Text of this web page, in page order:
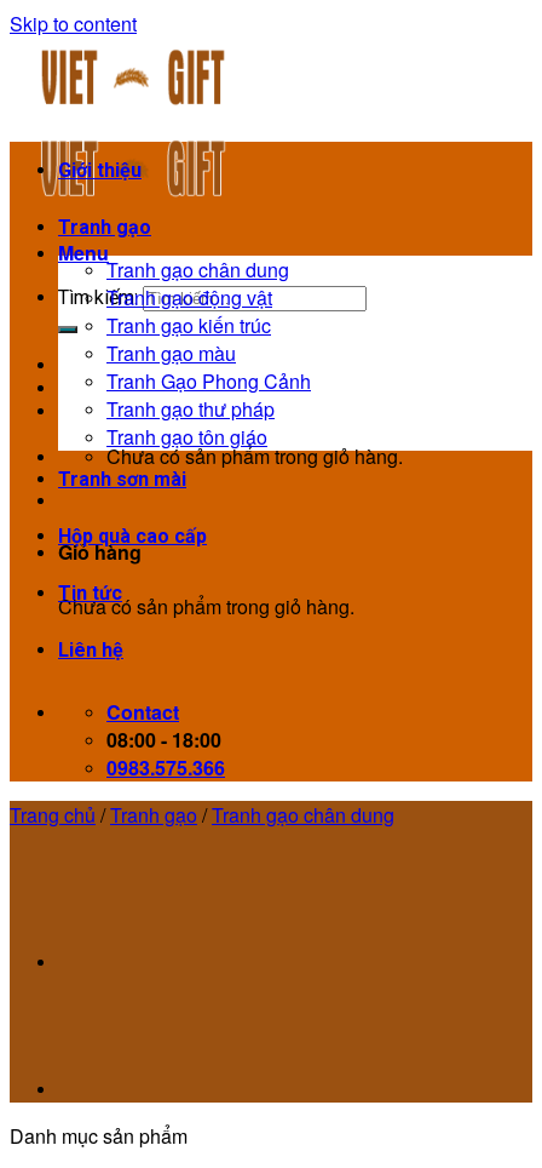
Skip to content
Menu
Tìm kiếm:
Chưa có sản phẩm trong giỏ hàng.
Giỏ hàng
Chưa có sản phẩm trong giỏ hàng.
Giới thiệu
Tranh gạo
Tranh gạo chân dung
Tranh gạo động vật
Tranh gạo kiến trúc
Tranh gạo màu
Tranh Gạo Phong Cảnh
Tranh gạo thư pháp
Tranh gạo tôn giáo
Tranh sơn mài
Hộp quà cao cấp
Tin tức
Liên hệ
Contact
08:00 - 18:00
0983.575.366
Trang chủ /Tranh gạo/Tranh gạo chân dung
Danh mục sản phẩm